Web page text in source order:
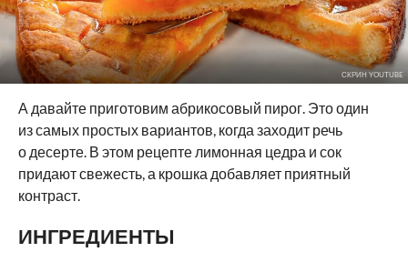
СКРИН YOUTUBE
А давайте приготовим абрикосовый пирог. Это один
из самых простых вариантов, когда заходит речь
о десерте. В этом рецепте лимонная цедра и сок
придают свежесть, а крошка добавляет приятный
контраст.
ИНГРЕДИЕНТЫ